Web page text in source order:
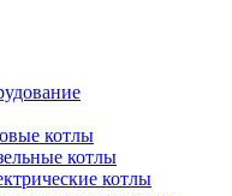
котлы
котлы
котлы